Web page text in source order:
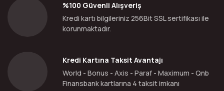
%100 Güvenli Alışveriş
Kredi kartı bilgileriniz 256Bit SSL sertifikası ile
korunmaktadır.
Kredi Kartına Taksit Avantajı
World - Bonus - Axis - Paraf - Maximum - Qnb
Finansbank kartlarına 4 taksit imkanı